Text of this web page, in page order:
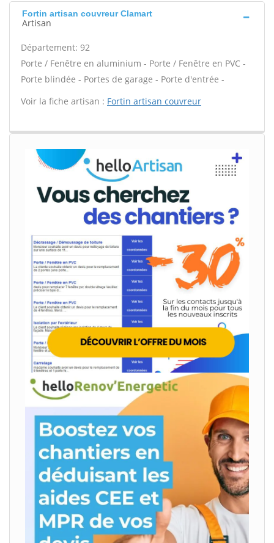
Fortin artisan couvreur Clamart
Artisan
Département: 92
Porte / Fenêtre en aluminium - Porte / Fenêtre en PVC -
Porte blindée - Portes de garage - Porte d'entrée -
Voir la fiche artisan : Fortin artisan couvreur